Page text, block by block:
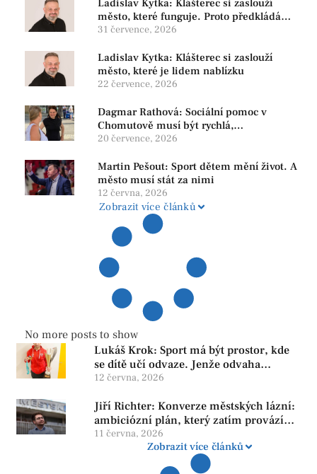
Ladislav Kytka: Klášterec si zaslouží
město, které funguje. Proto předkládáme
program, který řeší skutečné problémy
31 července, 2026
Ladislav Kytka: Klášterec si zaslouží
město, které je lidem nablízku
22 července, 2026
Dagmar Rathová: Sociální pomoc v
Chomutově musí být rychlá,
srozumitelná a férová. Ne udržovat lidi v
20 července, 2026
Martin Pešout: Sport dětem mění život. A
město musí stát za nimi
12 června, 2026
Zobrazit více článků
No more posts to show
Lukáš Krok: Sport má být prostor, kde
se dítě učí odvaze. Jenže odvaha
neroste tam, kde se bojí udělat chybu.
12 června, 2026
Jiří Richter: Konverze městských lázní:
ambiciózní plán, který zatím provází
více otazníků než jistot
11 června, 2026
Zobrazit více článků